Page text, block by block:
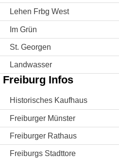
Lehen Frbg West
Im Grün
St. Georgen
Landwasser
Freiburg Infos
Historisches Kaufhaus
Freiburger Münster
Freiburger Rathaus
Freiburgs Stadttore